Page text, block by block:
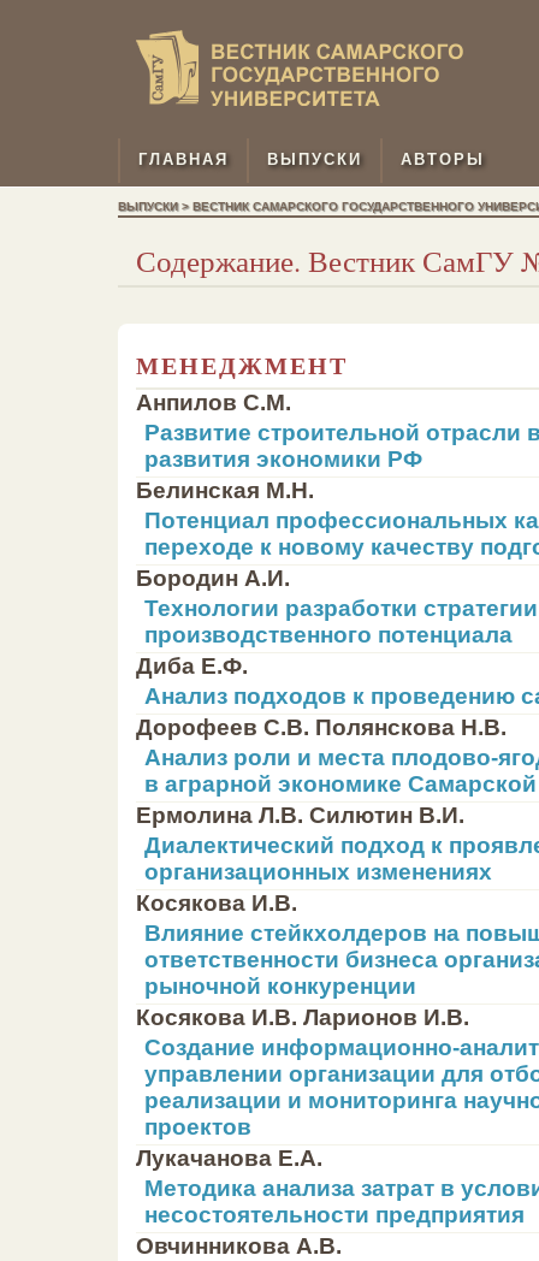
ГЛАВНАЯ ВЫПУСКИ АВТОРЫ
ВЫПУСКИ > ВЕСТНИК САМАРСКОГО ГОСУДАРСТВЕННОГО
Содержание. Вестник СамГУ
МЕНЕДЖМЕНТ
Анпилов С.М.
Развитие строительной отрасли
развития экономики РФ
Белинская М.Н.
Потенциал профессиональных
переходе к новому качеству
Бородин А.И.
Технологии разработки
производственного потенциала
Диба Е.Ф.
Анализ подходов к проведению
Дорофеев С.В. Полянскова Н.В.
Анализ роли и места плодово-
в аграрной экономике
Ермолина Л.В. Силютин В.И.
Диалектический подход к
организационных изменениях
Косякова И.В.
Влияние стейкхолдеров на
ответственности бизнеса
рыночной конкуренции
Косякова И.В. Ларионов И.В.
Создание информационно-
управлении организации для
реализации и мониторинга
проектов
Лукачанова Е.А.
Методика анализа затрат в
несостоятельности предприятия
Овчинникова А.В.